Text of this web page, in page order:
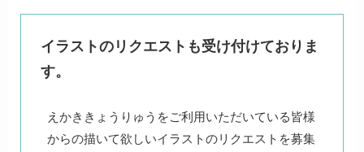
イラストのリクエストも受け付けておりま
す。
えかききょうりゅうをご利用いただいている皆様
からの描いて欲しいイラストのリクエストを募集